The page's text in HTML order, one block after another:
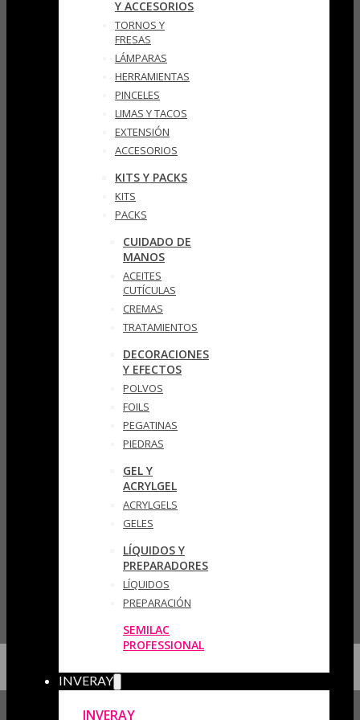
Y ACCESORIOS
TORNOS Y
FRESAS
LÁMPARAS
HERRAMIENTAS
PINCELES
LIMAS Y TACOS
EXTENSIÓN
ACCESORIOS
KITS Y PACKS
KITS
PACKS
CUIDADO DE
MANOS
ACEITES
CUTÍCULAS
CREMAS
TRATAMIENTOS
DECORACIONES
Y EFECTOS
POLVOS
FOILS
PEGATINAS
PIEDRAS
GEL Y
ACRYLGEL
ACRYLGELS
GELES
LÍQUIDOS Y
PREPARADORES
LÍQUIDOS
PREPARACIÓN
SEMILAC
PROFESSIONAL
INVERAY
INVERAY